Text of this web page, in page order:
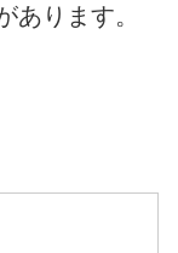
あります。